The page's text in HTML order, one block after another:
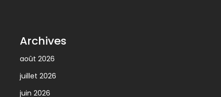
Archives
août 2026
juillet 2026
juin 2026